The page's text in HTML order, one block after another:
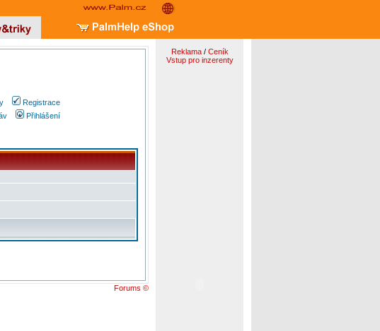
Registrace
Přihlášení
Forums ©
Reklama/ Ceník
Vstup pro inzerenty